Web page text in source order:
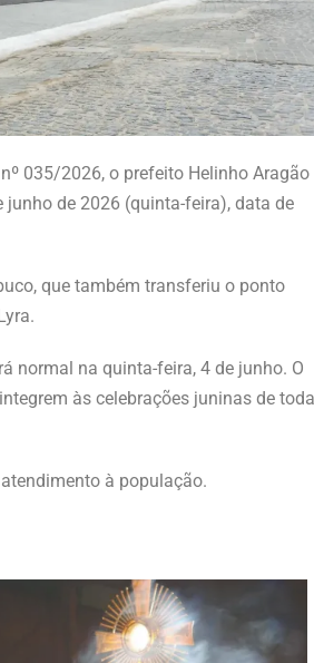
035/2026, o prefeito Helinho Aragão
de 2026 (quinta-feira), data de
que também transferiu o ponto
normal na quinta-feira, 4 de junho. O
às celebrações juninas de toda
à população.